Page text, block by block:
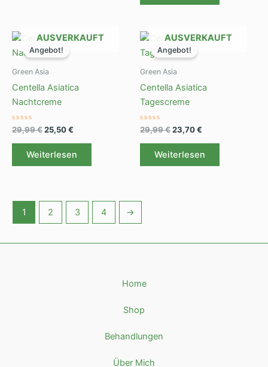
AUSVERKAUFT
Angebot!
Green Asia
Centella Asiatica
Nachtcreme
Bewertet
mit
0
von
29,99€
Ursprünglicher
Preis
war:
25,50€
Aktueller
Weiterlesen
AUSVERKAUFT
Angebot!
Green Asia
Centella Asiatica
Tagescreme
Bewertet
mit
0
von
29,99€
Ursprünglicher
Preis
war:
23,70€
Aktueller
Weiterlesen
1 2 3 4 →
Home
Shop
Behandlungen
Über Mich